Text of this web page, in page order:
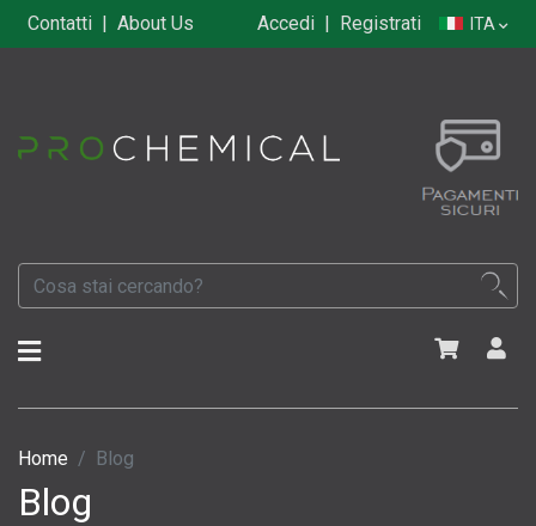
Contatti | About Us ITA
Accedi | Registrati
Home Blog
Blog